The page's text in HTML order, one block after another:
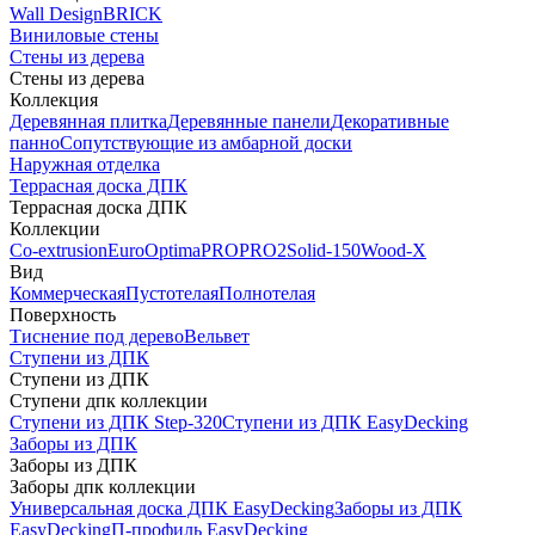
Wall DesignBRICK
Виниловые стены
Стены из дерева
Стены из дерева
Коллекция
Деревянная плиткаДеревянные панелиДекоративные
панноСопутствующие из амбарной доски
Наружная отделка
Террасная доска ДПК
Террасная доска ДПК
Коллекции
Co-extrusionEuroOptimaPROPRO2Solid-150Wood-X
Вид
КоммерческаяПустотелаяПолнотелая
Поверхность
Тиснение под деревоВельвет
Ступени из ДПК
Ступени из ДПК
Ступени дпк коллекции
Ступени из ДПК Step-320Ступени из ДПК EasyDecking
Заборы из ДПК
Заборы из ДПК
Заборы дпк коллекции
Универсальная доска ДПК EasyDeckingЗаборы из ДПК
EasyDeckingП-профиль EasyDecking